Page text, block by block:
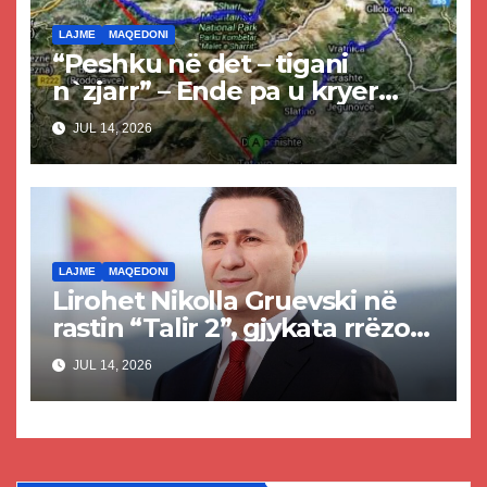
LAJME MAQEDONI
“Peshku në det – tigani
n`zjarr” – Ende pa u kryer
projekti i tunelit, komuna e
Tetovës nis punimet për
rrugën Tetovë – Prizren
JUL 14, 2026
LAJME MAQEDONI
Lirohet Nikolla Gruevski në
rastin “Talir 2”, gjykata rrëzon
akuzat për ndërtimin e
paligjshëm të selisë së VMRO-
DPMNE-së
JUL 14, 2026